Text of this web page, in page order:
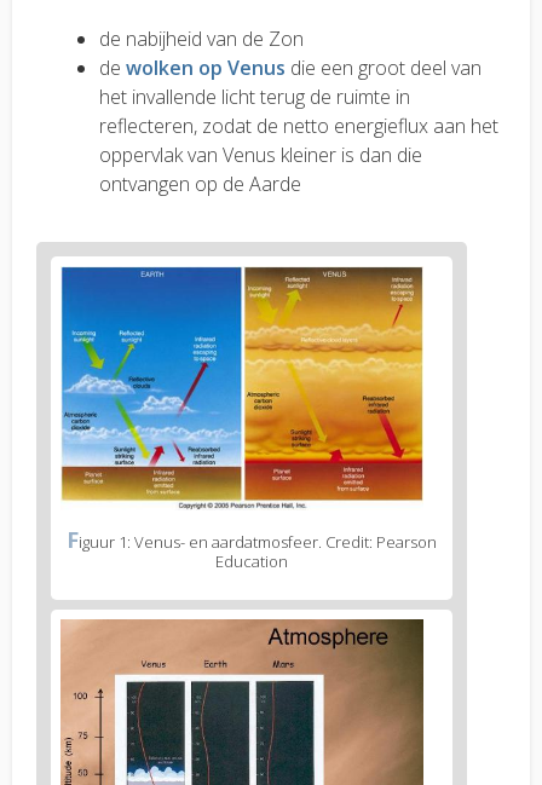
de nabijheid van de Zon
de wolken op Venus die een groot deel van
het invallende licht terug de ruimte in
reflecteren, zodat de netto energieflux aan het
oppervlak van Venus kleiner is dan die
ontvangen op de Aarde
Figuur 1: Venus- en aardatmosfeer. Credit: Pearson
Education